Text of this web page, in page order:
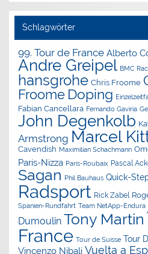
Schlagwörter
99. Tour de France Alberto
Andre Greipel BMC
hansgrohe Chris Froome
Froome Doping
Fabian Cancellara Fernando Gaviria
John Degenkolb
Armstrong Marcel
Cavendish Maximilian Schachmann
Paris-Nizza Paris-Roubaix Pascal
Sagan Phil Bauhaus Quick-
Radsport Rick Zabel
Spanien-Rundfahrt Team NetApp-Endura
Dumoulin Tony Martin
France Tour de Suisse Tour
Vincenzo Nibali Vuelta a